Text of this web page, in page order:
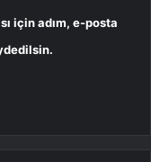
için adım, e-posta